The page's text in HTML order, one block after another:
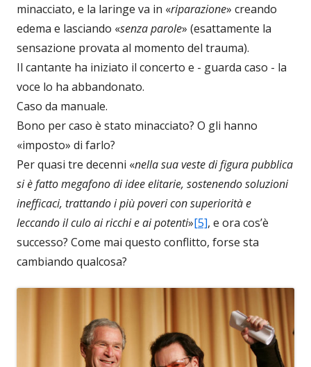
minacciato, e la laringe va in «riparazione» creando
edema e lasciando «senza parole» (esattamente la
sensazione provata al momento del trauma).
Il cantante ha iniziato il concerto e - guarda caso - la
voce lo ha abbandonato.
Caso da manuale.
Bono per caso è stato minacciato? O gli hanno
«imposto» di farlo?
Per quasi tre decenni «nella sua veste di figura pubblica
si è fatto megafono di idee elitarie, sostenendo soluzioni
inefficaci, trattando i più poveri con superiorità e
leccando il culo ai ricchi e ai potenti»[5], e ora cos’è
successo? Come mai questo conflitto, forse sta
cambiando qualcosa?